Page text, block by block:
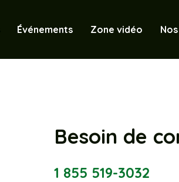
Événements Zone vidéo
Besoin de
1 855 519-3032